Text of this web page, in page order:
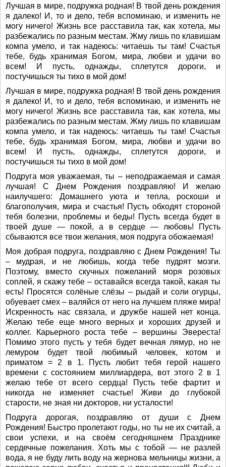
Лучшая в мире, подружка родная! В твой день рождения
я далеко! И, то и дело, тебя вспоминаю, и изменить не
могу ничего! Жизнь все расставила так, как хотела, мы
разбежались по разным местам. Жму лишь по клавишам
компа умело, и так надеюсь: читаешь ты там! Счастья
тебе, будь хранимая Богом, мира, любви и удачи во
всем! И пусть, однажды, сплетутся дороги, и
постучишься ты тихо в мой дом!
Лучшая в мире, подружка родная! В твой день рождения
я далеко! И, то и дело, тебя вспоминаю, и изменить не
могу ничего! Жизнь все расставила так, как хотела, мы
разбежались по разным местам. Жму лишь по клавишам
компа умело, и так надеюсь: читаешь ты там! Счастья
тебе, будь хранимая Богом, мира, любви и удачи во
всем! И пусть, однажды, сплетутся дороги, и
постучишься ты тихо в мой дом!
Подруга моя уважаемая, ты – неподражаемая и самая
лучшая! С Днем Рождения поздравляю! И желаю
наилучшего: Домашнего уюта и тепла, роскоши и
благополучия, мира и счастья! Пусть обходят стороной
тебя болезни, проблемы и беды! Пусть всегда будет в
твоей душе — покой, а в сердце — любовь! Пусть
сбываются все твои желания, моя подруга обожаемая!
Моя добрая подруга, поздравляю с Днем Рождения! Ты
– мудрая, и не любишь, когда тебе пудрят мозги.
Поэтому, вместо скучных пожеланий моря розовых
соплей, я скажу тебе – оставайся всегда такой, какая ты
есть! Просятся солёные слёзы – рыдай и соли огурцы,
обуевает смех – валяйся от него на лучшем пляже мира!
Искренность нас связала, и дружбе нашей нет конца.
Желаю тебе еще много верных и хороших друзей и
коллег. Карьерного роста тебе – вершины Эвереста!
Помимо этого пусть у тебя будет вечная лямур, но не
лемуром будет твой любимый человек, котом и
приматом = 2 в 1. Пусть любит тебя герой нашего
времени с состоянием миллиардера, вот этого 2 в 1
желаю тебе от всего сердца! Пусть тебе фартит и
никогда не изменяет счастье! Живи до глубокой
старости, не зная ни докторов, ни усталости!
Подруга дорогая, поздравляю от души с Днем
Рождения! Быстро пролетают годы, но ты не их считай, а
свои успехи, и на своём сегодняшнем Празднике
сердечные пожелания. Хоть мы с тобой — не разлей
вода, я не буду лить воду на жернова мельницы жизни, а